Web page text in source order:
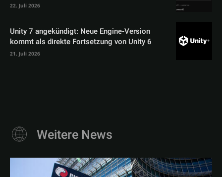
22. Juli 2026
Unity 7 angekündigt: Neue Engine-Version
kommt als direkte Fortsetzung von Unity 6
21. Juli 2026
Weitere News